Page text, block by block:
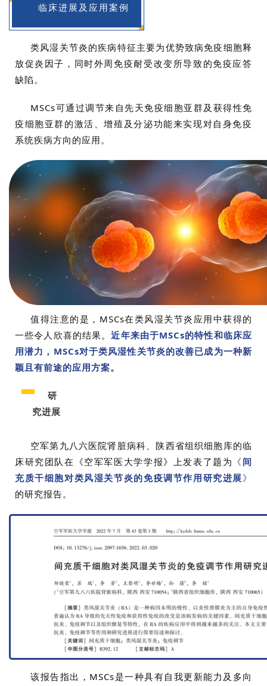
讯
临床进展及应用案例
类风湿关节炎的疾病特征主要为优势致病免疫细胞释
放促炎因子，同时外周免疫耐受改变所导致的免疫应答
缺陷。
MSCs可通过调节来自先天免疫细胞亚群及获得性免
疫细胞亚群的激活、增殖及分泌功能来实现对自身免疫
系统疾病方向的应用。
值得注意的是，MSCs在类风湿关节炎应用中获得的
一些令人欣喜的结果。近年来由于MSCs的特性和临床应
用潜力，MSCs对于类风湿性关节炎的改善已成为一种新
颖且有前途的应用方案。
研
究进展
空军第九八六医院肾脏病科、陕西省组织细胞库的临
床研究团队在《空军军医大学学报》上发表了题为 《 间
充质干细胞对类风湿关节炎的免疫调节作用研究进展》
的研究报告。
该报告指出，MSCs是一种具有自我更新能力及多向